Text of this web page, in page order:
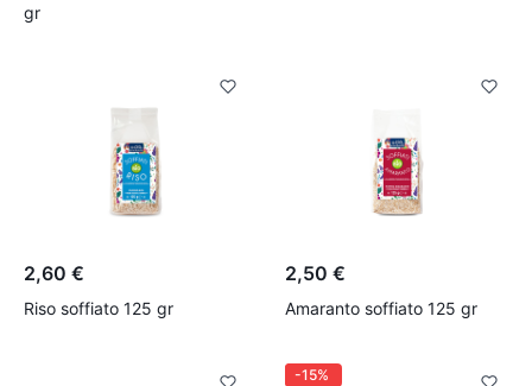
gr
2,60 €
Riso soffiato 125 gr
2,50 €
Amaranto soffiato 125 gr
-30%
-15%